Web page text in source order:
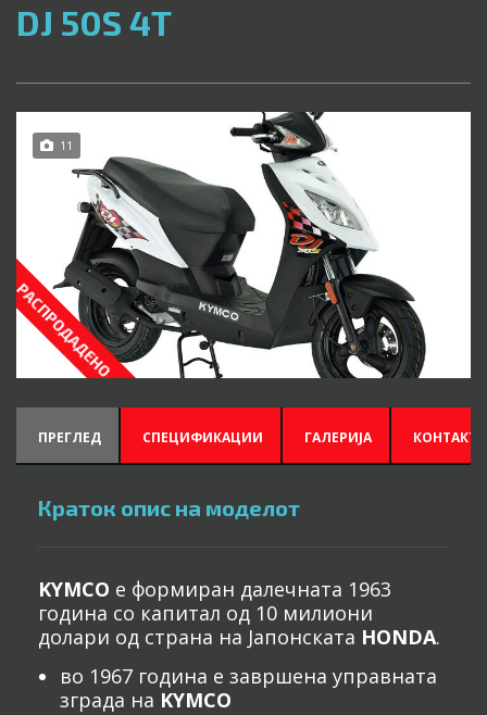
DJ 50S 4T
11
РАСПРОДАДЕНО
ПРЕГЛЕД СПЕЦИФИКАЦИИ ГАЛЕРИЈА
Краток опис на моделот
KYMCO е формиран далечната 1963
година со капитал од 10 милиони
долари од страна на Јапонската HONDA.
во 1967 година е завршена управната
зграда на KYMCO